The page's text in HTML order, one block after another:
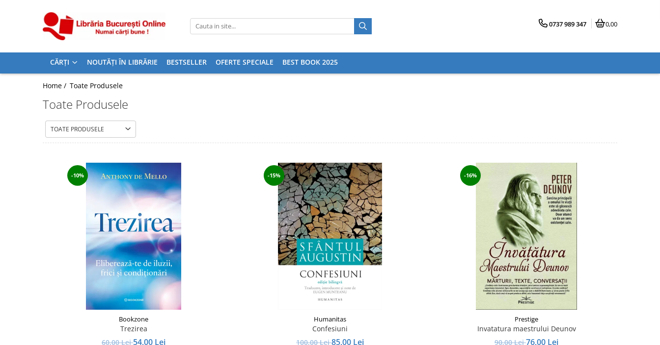
Artă și Enciclopedii
Business și Economie
Cărți pentru copii
Creșterea copilului
Dezvoltare Personală
0737 989 347 0,00
CĂRȚI NOUTĂȚI ÎN LIBRĂRIE BESTSELLER OFERTE SPECIALE BEST BOOK 2025
Home / Toate Produsele
Toate Produsele
TOATE PRODUSELE
-10%
Bookzone
Trezirea
60,00 Lei54,00 Lei
-15%
Humanitas
Confesiuni
100,00 Lei85,00 Lei
-16%
Prestige
Invatatura maestrului Deunov
90,00 Lei76,00 Lei